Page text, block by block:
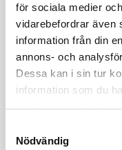
för sociala medier
vidarebefordrar även
information från din
annons- och
Dessa kan i sin tur
information som du
samlat in när du har
Nödvändig
24t